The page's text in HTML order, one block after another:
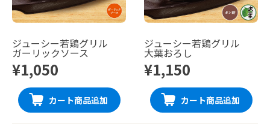
ジューシー若鶏グリル
ガーリックソース
¥1,050
カート商品追加
ジューシー若鶏グリル
大葉おろし
¥1,150
カート商品追加